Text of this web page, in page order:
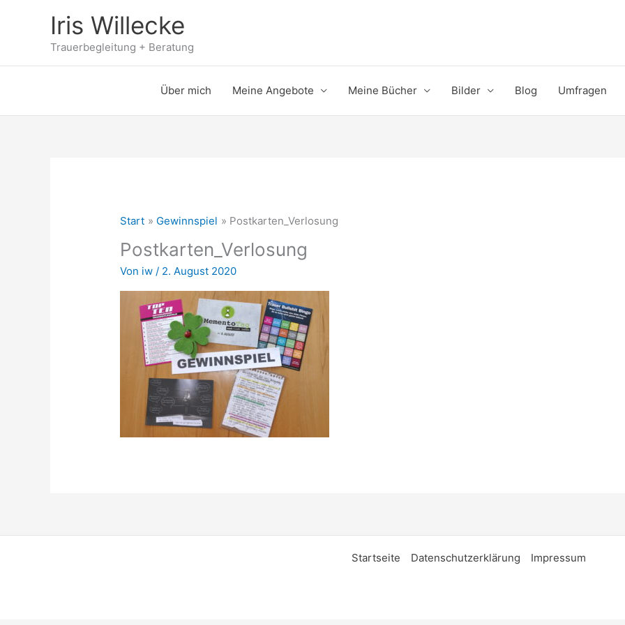
Iris Willecke
Trauerbegleitung + Beratung
Über mich Meine Angebote Meine Bücher Bilder Blog Umfragen
Start Gewinnspiel Postkarten_Verlosung
Postkarten_Verlosung
Von iw/ 2. August 2020
Startseite Datenschutzerklärung Impressum